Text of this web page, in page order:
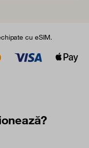
cu eSIM.